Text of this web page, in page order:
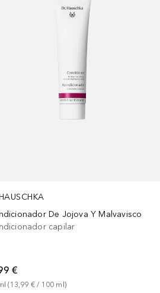
De Jojova Y Malvavisco
capilar
€
(13,99 € / 100 ml)